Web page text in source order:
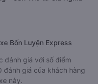
Bốn Luyện Express
đánh giá với số điểm
giá của khách hàng
này.